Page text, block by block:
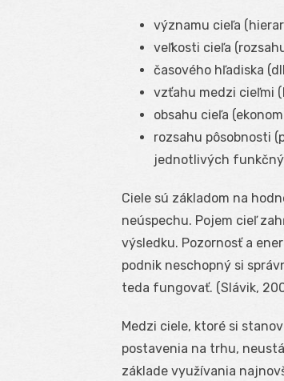
významu cieľa
veľkosti cieľa
časového hľadiska
vzťahu medzi cieľmi
obsahu cieľa
rozsahu pôsobnosti
jednotlivých
Ciele sú základom na
neúspechu. Pojem cieľ
výsledku. Pozornosť a
podnik neschopný si
teda fungovať. (Slávik,
Medzi ciele, ktoré si
postavenia na trhu,
základe využívania